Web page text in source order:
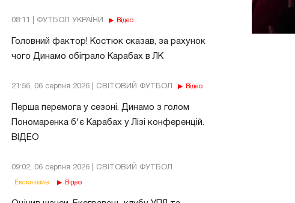
08:11 | ФУТБОЛ УКРАЇНИ Відео
Головний фактор! Костюк сказав, за рахунок
чого Динамо обіграло Карабах в ЛК
21:56, 06 серпня 2026 | СВІТОВИЙ ФУТБОЛ Відео
Перша перемога у сезоні. Динамо з голом
Пономаренка б'є Карабах у Лізі конференцій.
ВІДЕО
09:02, 06 серпня 2026 | СВІТОВИЙ ФУТБОЛ
Ексклюзив Відео